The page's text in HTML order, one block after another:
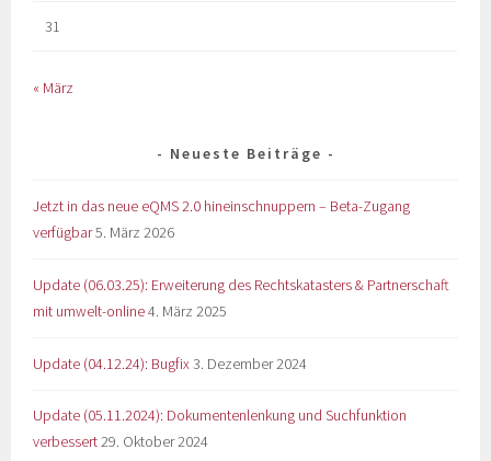
31
« März
Neueste Beiträge
Jetzt in das neue eQMS 2.0 hineinschnuppern – Beta-Zugang
verfügbar5. März 2026
Update (06.03.25): Erweiterung des Rechtskatasters & Partnerschaft
mit umwelt-online4. März 2025
Update (04.12.24): Bugfix 3. Dezember 2024
Update (05.11.2024): Dokumentenlenkung und Suchfunktion
verbessert29. Oktober 2024